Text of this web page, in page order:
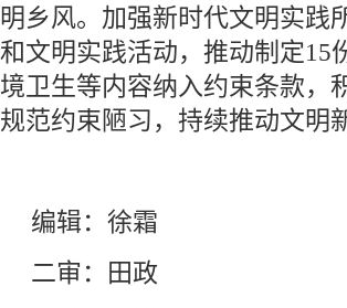
明乡风。加强新时代文明实践
和文明实践活动，推动制定15
境卫生等内容纳入约束条款，
规范约束陋习，持续推动文
编辑：徐霜
二审：田政